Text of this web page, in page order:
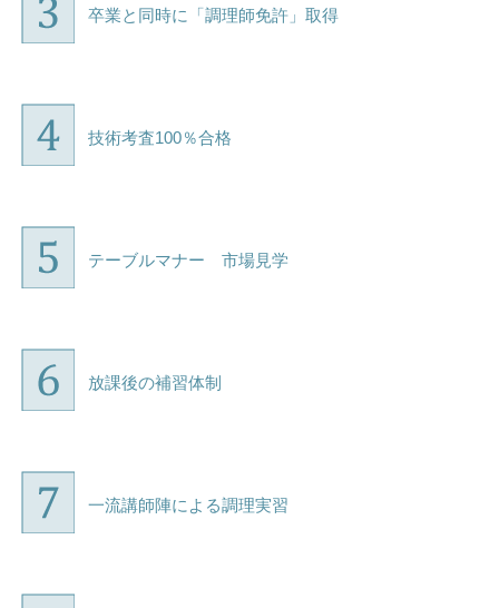
卒業と同時に「調理師免許」取得
技術考査100％合格
テーブルマナー 市場見学
放課後の補習体制
一流講師陣による調理実習